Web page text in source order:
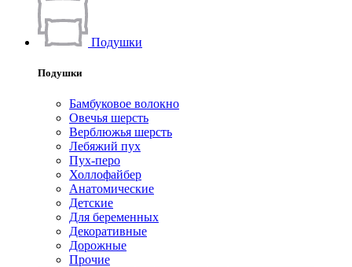
Подушки
Подушки
Бамбуковое волокно
Овечья шерсть
Верблюжья шерсть
Лебяжий пух
Пух-перо
Холлофайбер
Анатомические
Детские
Для беременных
Декоративные
Дорожные
Прочие